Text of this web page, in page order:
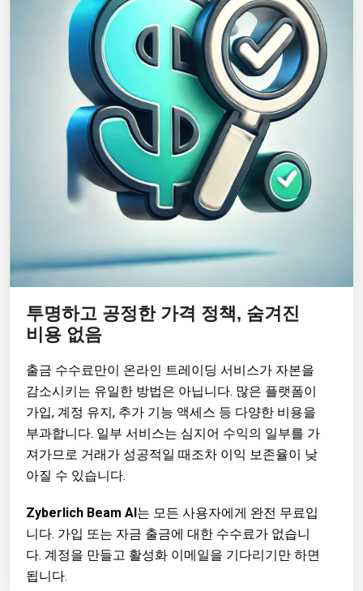
투명하고 공정한 가격 정책, 숨겨진
비용 없음
출금 수수료만이 온라인 트레이딩 서비스가 자본을
감소시키는 유일한 방법은 아닙니다. 많은 플랫폼이
가입, 계정 유지, 추가 기능 액세스 등 다양한 비용을
부과합니다. 일부 서비스는 심지어 수익의 일부를 가
져가므로 거래가 성공적일 때조차 이익 보존율이 낮
아질 수 있습니다.
Zyberlich Beam AI는 모든 사용자에게 완전 무료입
니다. 가입 또는 자금 출금에 대한 수수료가 없습니
다. 계정을 만들고 활성화 이메일을 기다리기만 하면
됩니다.